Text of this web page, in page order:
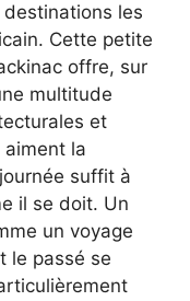
destinations les
Cette petite
offre, sur
multitude
et
aiment la
suffit à
il se doit. Un
un voyage
le passé se